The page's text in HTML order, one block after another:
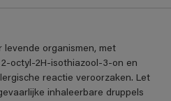
organismen, met
2-octyl-2H-isothiazool-3-on en
reactie veroorzaken. Let
inhaleerbare druppels